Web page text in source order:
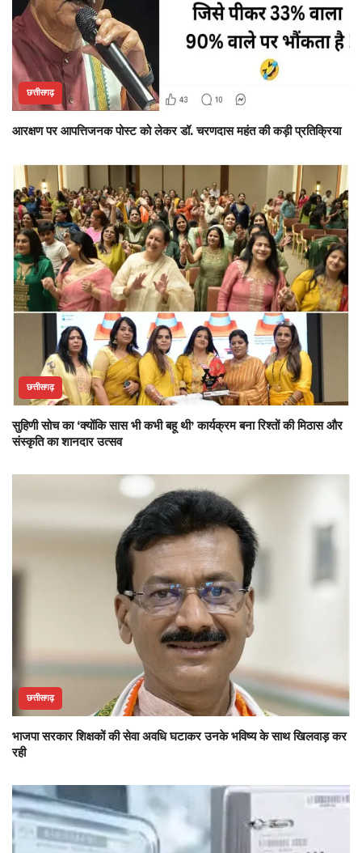
छत्तीसगढ़
आरक्षण पर आपत्तिजनक पोस्ट को लेकर डॉ. चरणदास महंत की कड़ी प्रतिक्रिया
छत्तीसगढ़
सुहिणी सोच का ‘क्योंकि सास भी कभी बहू थी’ कार्यक्रम बना रिश्तों की मिठास और
संस्कृति का शानदार उत्सव
छत्तीसगढ़
भाजपा सरकार शिक्षकों की सेवा अवधि घटाकर उनके भविष्य के साथ खिलवाड़ कर
रही